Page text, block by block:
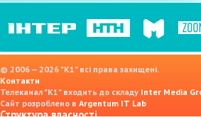
© 2006 — 2026 "K1" всі права захищені.
Контакти
Телеканал "К1" входить до складу Inter Media
Сайт розроблено в Argentum IT Lab